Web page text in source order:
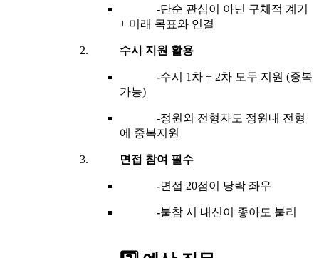
-단순 관심이 아닌 구체적 계기
+ 미래 목표와 연결
수시 지원 활용
-수시 1차 + 2차 모두 지원 (중복
가능)
-정원외 전형자도 정원내 전형
에 중복지원
면접 참여 필수
-면접 20점이 당락 좌우
-불참 시 내신이 좋아도 불리